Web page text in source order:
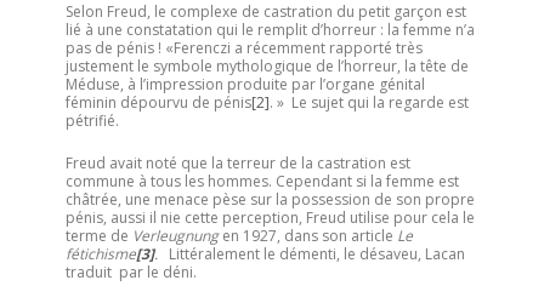
Selon Freud, le complexe de castration du petit garçon est
lié à une constatation qui le remplit d’horreur : la femme n’a
pas de pénis ! «Ferenczi a récemment rapporté très
justement le symbole mythologique de l’horreur, la tête de
Méduse, à l’impression produite par l’organe génital
féminin dépourvu de pénis[2]. » Le sujet qui la regarde est
pétrifié.
Freud avait noté que la terreur de la castration est
commune à tous les hommes. Cependant si la femme est
châtrée, une menace pèse sur la possession de son propre
pénis, aussi il nie cette perception, Freud utilise pour cela le
terme de Verleugnungen 1927, dans son article Le
fétichisme[3]. Littéralement le démenti, le désaveu, Lacan
traduit par le déni.